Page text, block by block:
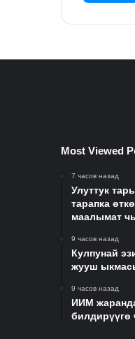
Most Viewed
7 часов назад
Улуттук
тарапка
маалымат
9 часов назад
Кулпунай
жууш
9 часов назад
ИИМ
билдирүүгө